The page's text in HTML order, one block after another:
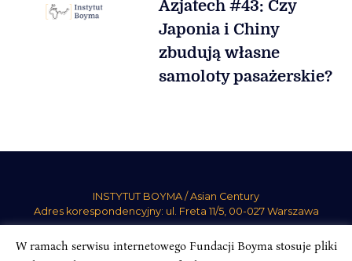
Azjatech #43: Czy
Japonia i Chiny
zbudują własne
samoloty pasażerskie?
INSTYTUT BOYMA / Asian Century
Adres korespondencyjny: ul. Freta 11/5, 00-027 Warszawa
Odwiedź nas w mediach społecznościowych:
W ramach serwisu internetowego Fundacji Boyma stosuje pliki